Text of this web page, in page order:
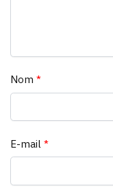
Nom *
E-mail *